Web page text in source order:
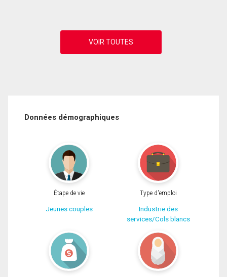
Données démographiques
Étape de vie
Jeunes couples
Type d'emploi
Industrie des
services/Cols blancs